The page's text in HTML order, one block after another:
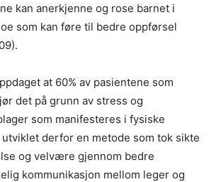
kan anerkjenne og rose barnet i
som kan føre til bedre oppførsel
at 60% av pasientene som
det på grunn av stress og
som manifesteres i fysiske
utviklet derfor en metode som tok sikte
og velvære gjennom bedre
kommunikasjon mellom leger og